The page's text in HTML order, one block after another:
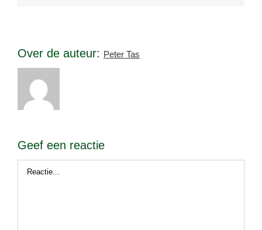
Over de auteur: Peter Tas
Geef een reactie